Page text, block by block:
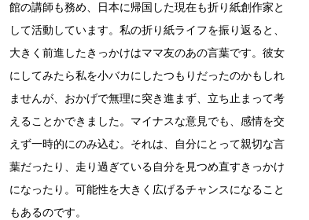
館の講師も務め、日本に帰国した現在も折り紙創作家と
して活動しています。私の折り紙ライフを振り返ると、
大きく前進したきっかけはママ友のあの言葉です。彼女
にしてみたら私を小バカにしたつもりだったのかもしれ
ませんが、おかげで無理に突き進まず、立ち止まって考
えることかできました。マイナスな意見でも、感情を交
えず一時的にのみ込む。それは、自分にとって親切な言
葉だったり、走り過ぎている自分を見つめ直すきっかけ
になったり。可能性を大きく広げるチャンスになること
もあるのです。